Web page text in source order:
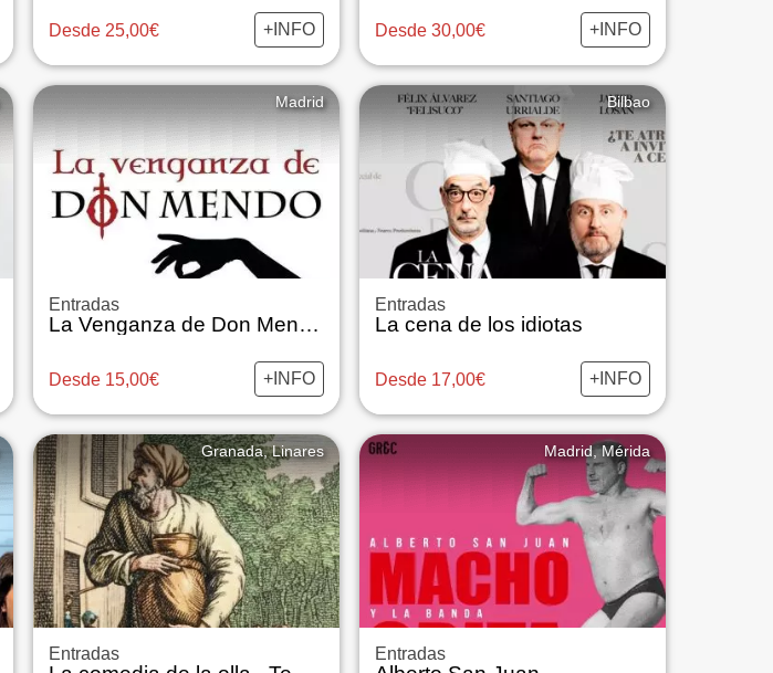
Desde 25,00€ +INFO Desde 30,00€ +INFO
Madrid
Entradas
La Venganza de Don Mendo - Cía Paloma Mejía
Desde 15,00€ +INFO
Bilbao
Entradas
La cena de los idiotas
Desde 17,00€ +INFO
Granada, Linares
Entradas
Madrid, Mérida
Entradas